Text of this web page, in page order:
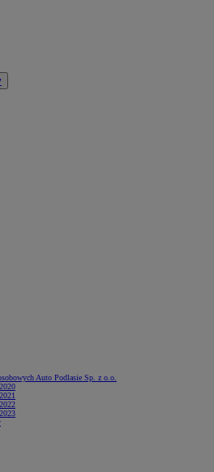
Auto Podlasie Sp. z o.o.